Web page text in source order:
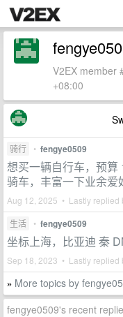
V2EX member
+08:00
骑行 • fengye0509
想买一辆自行车，预
骑车，丰富一下业余爱
Aug 12, 2025 • Lastly replied
生活 • fengye0509
坐标上海，比亚迪 秦
Sep 18, 2023 • Lastly replied
» More topics by
fengye0509's recent